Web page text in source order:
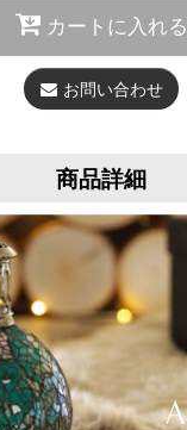
カートに入れる
お問い合わせ
商品詳細